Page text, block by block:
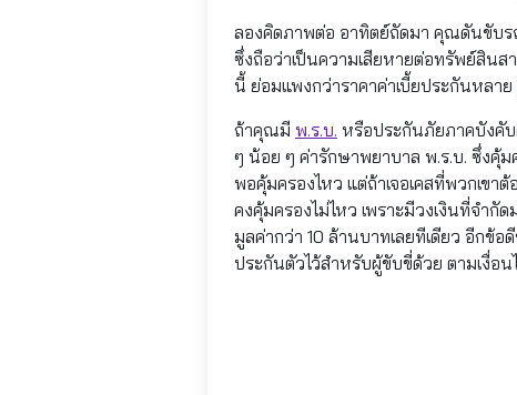
ลองคิดภาพต่อ อาทิตย์ถัดมา คุณดันขับร
ซึ่งถือว่าเป็นความเสียหายต่อทรัพย์สินส
นี้ ย่อมแพงกว่าราคาค่าเบี้ยประกันหลา
ถ้าคุณมี พ.ร.บ. หรือประกันภัยภาคบังคั
ๆ น้อย ๆ ค่ารักษาพยาบาล พ.ร.บ. ซึ่งคุ้
พอคุ้มครองไหว แต่ถ้าเจอเคสที่พวกเข
คงคุ้มครองไม่ไหว เพราะมีวงเงินที่จำ
มูลค่ากว่า 10 ล้านบาทเลยทีเดียว อีก
ประกันตัวไว้สำหรับผู้ขับขี่ด้วย ตามเงื่อ